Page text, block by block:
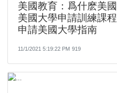
美國教育：爲什麽美
美國大學申請訓練課
申請美國大學指南
11/1/2021 5:19:22 PM 919